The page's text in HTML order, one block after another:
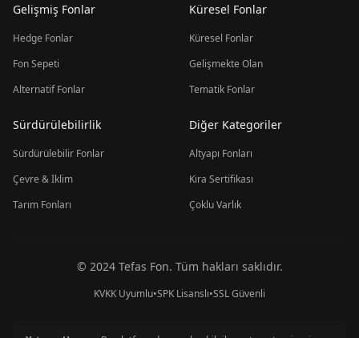
Gelişmiş Fonlar
Hedge Fonlar
Fon Sepeti
Alternatif Fonlar
Küresel Fonlar
Küresel Fonlar
Gelişmekte Olan
Tematik Fonlar
Sürdürülebilirlik
Sürdürülebilir Fonlar
Çevre & İklim
Tarım Fonları
Diğer Kategoriler
Altyapı Fonları
Kira Sertifikası
Çoklu Varlık
© 2024 Tefas Fon. Tüm hakları saklıdır.
KVKK Uyumlu•SPK Lisanslı•SSL Güvenli